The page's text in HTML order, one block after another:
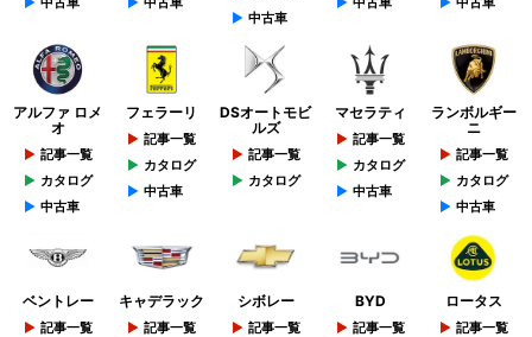
中古車
アルファ ロメ
オ
記事一覧
カタログ
中古車
フェラーリ
記事一覧
カタログ
中古車
DSオートモビ
ルズ
記事一覧
カタログ
マセラティ
記事一覧
カタログ
中古車
ランボルギー
ニ
記事一覧
カタログ
中古車
ベントレー
記事一覧
キャデラック
記事一覧
シボレー
記事一覧
BYD
記事一覧
ロータス
記事一覧